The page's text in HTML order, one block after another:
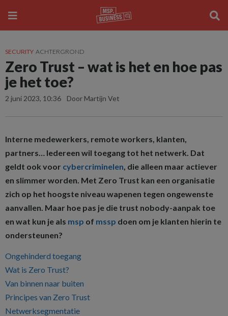
SECURITY ACHTERGROND
Zero Trust – wat is het en hoe pas
je het toe?
2 juni 2023, 10:36 Door Martijn Vet
Interne medewerkers, remote workers, klanten,
partners… Iedereen wil toegang tot het netwerk. Dat
geldt ook voor cybercriminelen, die alleen maar actiever
en slimmer worden. Met Zero Trust kan een organisatie
zich op het hoogste niveau wapenen tegen ongewenste
aanvallen. Maar hoe pas je die trust nobody-aanpak toe
en wat kun je als msp of mssp doen om je klanten hierin te
ondersteunen?
Ongehinderd toegang
Wat is Zero Trust?
Van binnen naar buiten
Principes van Zero Trust
Netwerksegmentatie